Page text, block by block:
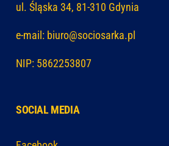
ul. Śląska 34, 81-310 Gdynia
e-mail: biuro@sociosarka.pl
NIP: 5862253807
SOCIAL MEDIA